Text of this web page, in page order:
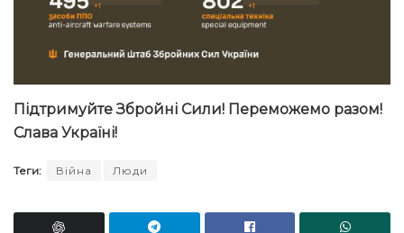
Підтримуйте Збройні Сили! Переможемо разом!
Слава Україні!
Теги: Війна Люди